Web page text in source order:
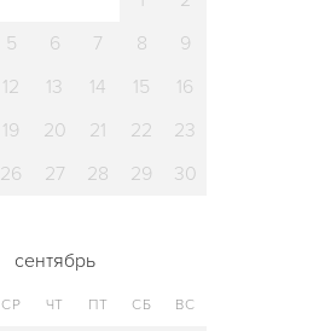
5 6 7 8
9
12 13 14 15
16
19 20 21 22
23
26 27 28 29
30
сентябрь
СР ЧТ ПТ СБ ВС